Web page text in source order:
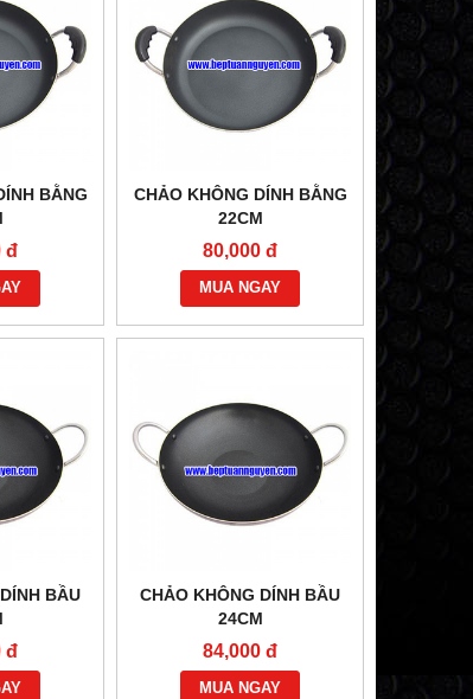
BẾP HÂM ĐƠN KHÔNG GÁY
BẰNG
đ
CHẢO KHÔNG DÍNH BẰNG
22CM
80,000 đ
MUA NGAY
BẦU
đ
CHẢO KHÔNG DÍNH BẦU
24CM
84,000 đ
MUA NGAY